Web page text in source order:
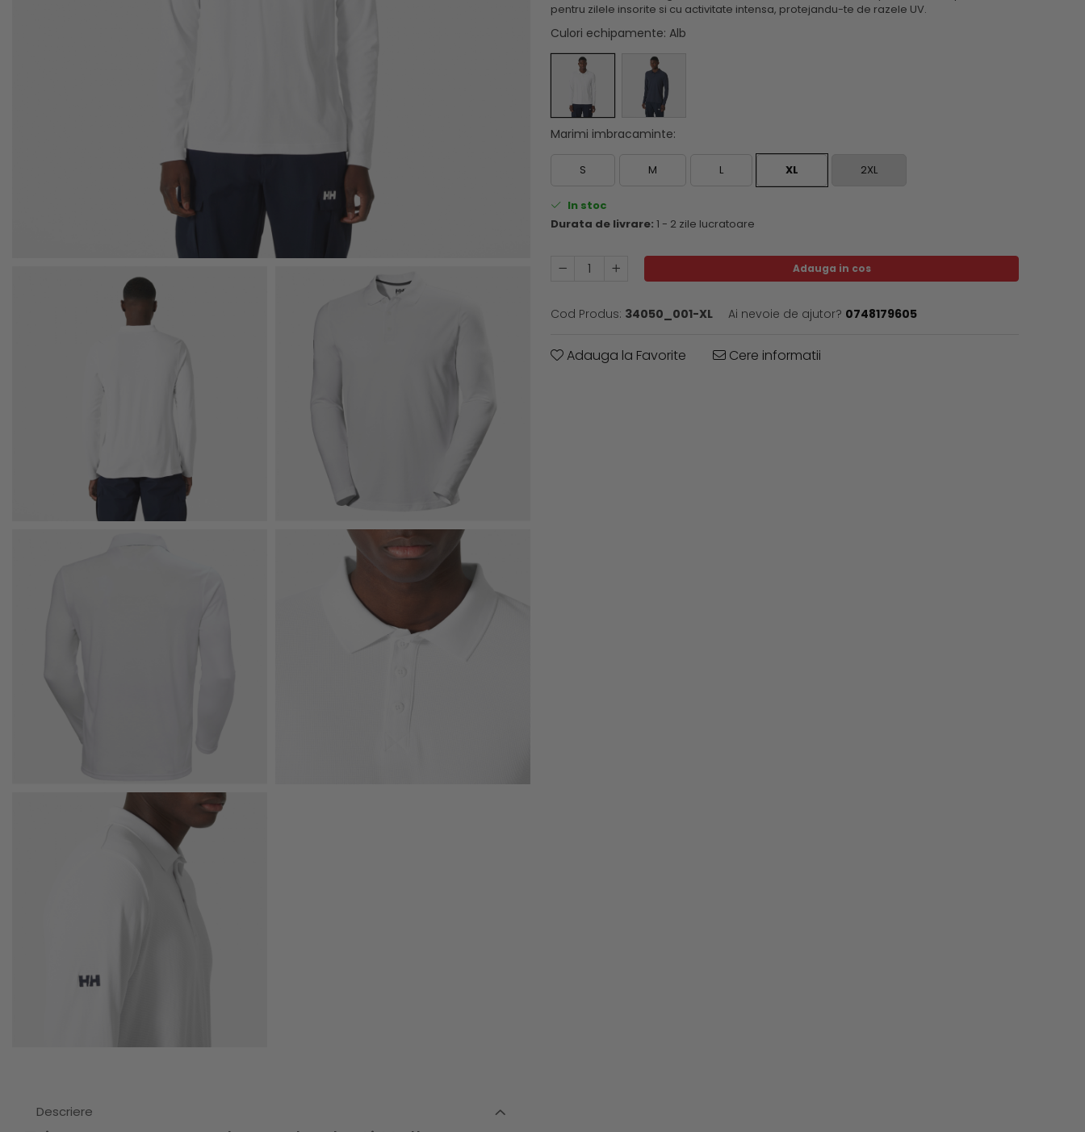
Descriere
pentru zilele insorite si cu activitate intensa, protejandu-te de razele UV.
Culori echipamente: Alb
Marimi imbracaminte:
S M L XL 2XL
In stoc
Durata de livrare: 1 - 2 zile lucratoare
Adauga in cos
Cod Produs: 34050_001-XL Ai nevoie de ajutor? 0748179605
Adauga la Favorite Cere informatii